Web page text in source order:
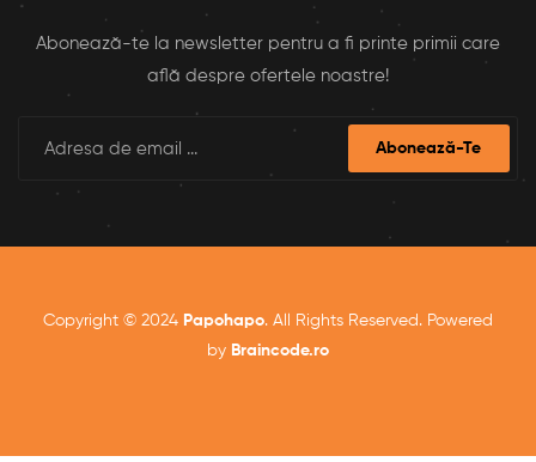
Abonează-te la newsletter pentru a fi printe primii care
află despre ofertele noastre!
Abonează-Te
Copyright © 2024 Papohapo. All Rights Reserved. Powered
by Braincode.ro